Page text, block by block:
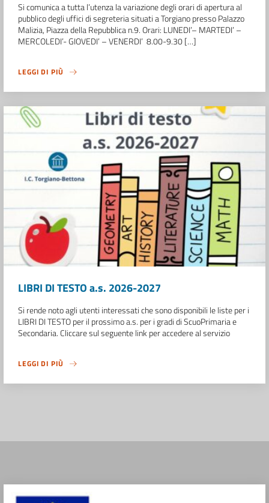
Si comunica a tutta l’utenza la variazione degli orari di apertura al
pubblico degli uffici di segreteria situati a Torgiano presso Palazzo
Malizia, Piazza della Repubblica n.9. Orari: LUNEDI’– MARTEDI’ –
MERCOLEDI’- GIOVEDI’ – VENERDI’ 8.00-9.30 […]
LEGGI DI PIÙ
LIBRI DI TESTO a.s. 2026-2027
Si rende noto agli utenti interessati che sono disponibili le liste per i
LIBRI DI TESTO per il prossimo a.s. per i gradi di ScuoPrimaria e
Secondaria. Cliccare sul seguente link per accedere al servizio
LEGGI DI PIÙ